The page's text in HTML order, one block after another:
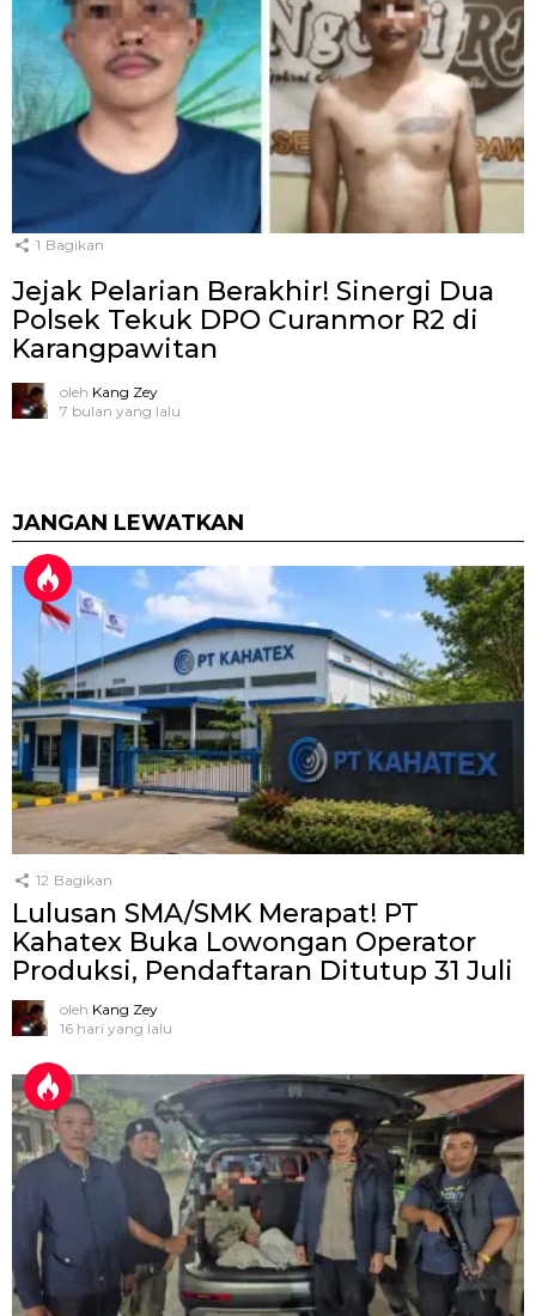
1 Bagikan
Jejak Pelarian Berakhir! Sinergi Dua
Polsek Tekuk DPO Curanmor R2 di
Karangpawitan
oleh Kang Zey
7 bulan yang lalu
JANGAN LEWATKAN
12 Bagikan
Lulusan SMA/SMK Merapat! PT
Kahatex Buka Lowongan Operator
Produksi, Pendaftaran Ditutup 31 Juli
oleh Kang Zey
16 hari yang lalu